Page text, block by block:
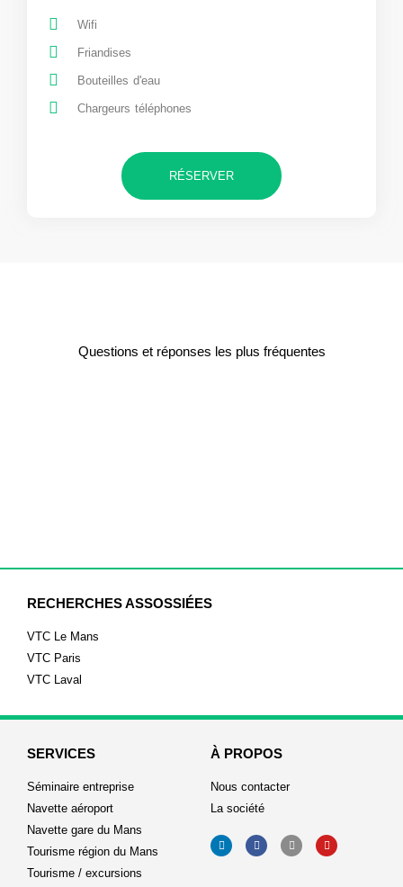
Wifi
Friandises
Bouteilles d'eau
Chargeurs téléphones
RÉSERVER
Questions et réponses les plus fréquentes
RECHERCHES ASSOSSIÉES
VTC Le Mans
VTC Paris
VTC Laval
SERVICES
Séminaire entreprise
Navette aéroport
Navette gare du Mans
Tourisme région du Mans
Tourisme / excursions
À PROPOS
Nous contacter
La société